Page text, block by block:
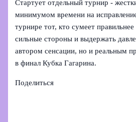
Стартует отдельный турнир -
минимумом времени на
турнире тот, кто сумеет правильнее
сильные стороны и выдержать
автором сенсации, но и реальным
в финал Кубка Гагарина.
Поделиться